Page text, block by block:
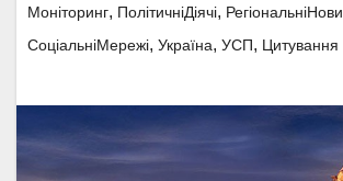
Моніторинг, ПолітичніДіячі,
СоціальніМережі, Україна, УСП, Цитування